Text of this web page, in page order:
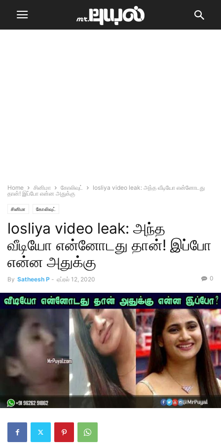
Home சினிமா கோலிவுட்
losliya video leak: அந்த வீடியோ என்னோடது
தான்! இப்போ என்ன அதுக்கு
சினிமா கோலிவுட்
losliya video leak: அந்த
வீடியோ என்னோடது தான்! இப்போ
என்ன அதுக்கு
By Satheesh P - ஏப்ரல் 12, 2020 0